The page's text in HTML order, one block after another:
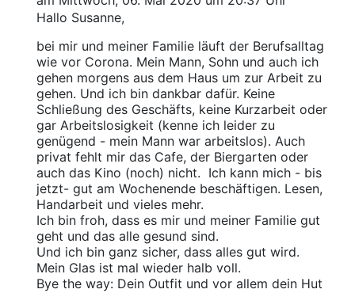
Hallo Susanne,
bei mir und meiner Familie läuft der Berufsalltag
wie vor Corona. Mein Mann, Sohn und auch ich
gehen morgens aus dem Haus um zur Arbeit zu
gehen. Und ich bin dankbar dafür. Keine
Schließung des Geschäfts, keine Kurzarbeit oder
gar Arbeitslosigkeit (kenne ich leider zu
genügend - mein Mann war arbeitslos). Auch
privat fehlt mir das Cafe, der Biergarten oder
auch das Kino (noch) nicht. Ich kann mich - bis
jetzt- gut am Wochenende beschäftigen. Lesen,
Handarbeit und vieles mehr.
Ich bin froh, dass es mir und meiner Familie gut
geht und das alle gesund sind.
Und ich bin ganz sicher, dass alles gut wird.
Mein Glas ist mal wieder halb voll.
Bye the way: Dein Outfit und vor allem dein Hut